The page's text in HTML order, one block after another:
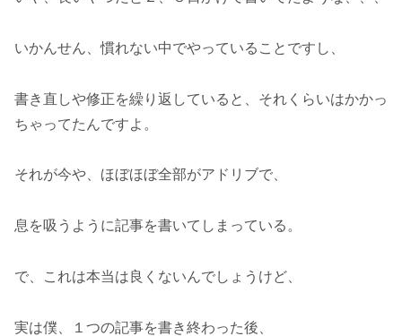
いかんせん、慣れない中でやっていることですし、
書き直しや修正を繰り返していると、それくらいはかかっ
ちゃってたんですよ。
それが今や、ほぼほぼ全部がアドリブで、
息を吸うように記事を書いてしまっている。
で、これは本当は良くないんでしょうけど、
実は僕、１つの記事を書き終わった後、